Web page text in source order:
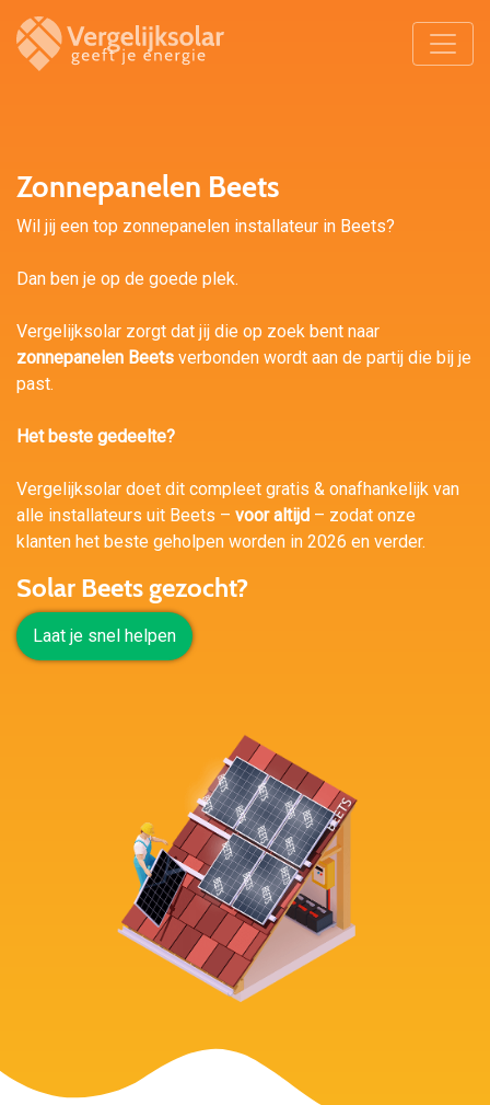
Zonnepanelen Beets
Wil jij een top zonnepanelen installateur in Beets?
Dan ben je op de goede plek.
Vergelijksolar zorgt dat jij die op zoek bent naar
zonnepanelen Beets verbonden wordt aan de partij die bij je
past.
Het beste gedeelte?
Vergelijksolar doet dit compleet gratis & onafhankelijk van
alle installateurs uit Beets – voor altijd – zodat onze
klanten het beste geholpen worden in 2026 en verder.
Solar Beets gezocht?
Laat je snel helpen